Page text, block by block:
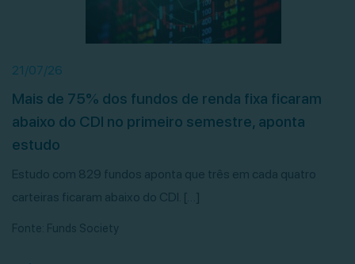
21/07/26
Mais de 75% dos fundos de renda fixa ficaram
abaixo do CDI no primeiro semestre, aponta
estudo
Estudo com 829 fundos aponta que três em cada quatro
carteiras ficaram abaixo do CDI. […]
Fonte: Funds Society